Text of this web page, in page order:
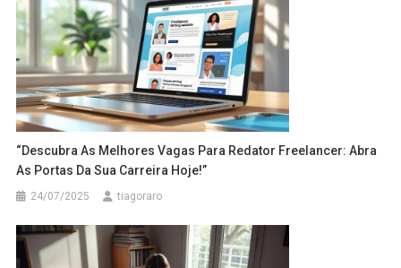
“Descubra As Melhores Vagas Para Redator Freelancer: Abra
As Portas Da Sua Carreira Hoje!”
24/07/2025 tiagoraro